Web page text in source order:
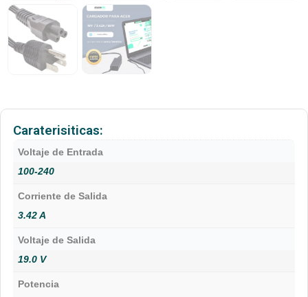
Caraterisiticas:
Voltaje de Entrada
100-240
Corriente de Salida
3.42 A
Voltaje de Salida
19.0 V
Potencia